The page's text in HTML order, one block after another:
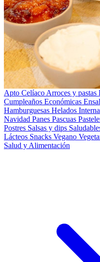
Apto Celíaco Arroces y pastas
Cumpleaños Económicas
Hamburguesas Helados
Navidad Panes Pascuas
Postres Salsas y dips
Lácteos Snacks Vegano
Salud y Alimentación